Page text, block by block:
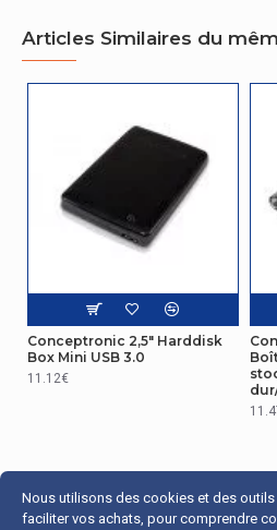
Emballage
Profondeur
l'emballage
35 mm
Poids du
paquet
105 g
prise en
charge
Articles Similaires du
Conceptronic 2,5" Harddisk
Box Mini USB 3.0
11.12€
Nous utilisons des cookies et des
faciliter vos achats, pour comprendre